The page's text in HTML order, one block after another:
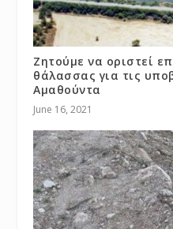
Ζητούμε να οριστεί
θάλασσας για τις
Αμαθούντα
June 16, 2021